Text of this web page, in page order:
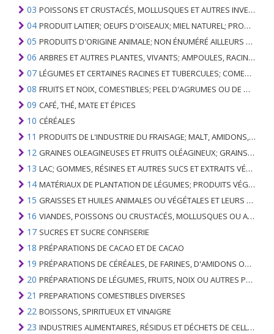
03 POISSONS ET CRUSTACÉS, MOLLUSQUES ET AUTRES INVERTÉBRÉS AQUATIQUES
04 PRODUIT LAITIER; OEUFS D'OISEAUX; MIEL NATUREL; PRODUITS COMESTIBLES D'ORIGINE ANIMALE, NON ÉNUMÉRÉS AILLEURS OU INCLUS
05 PRODUITS D'ORIGINE ANIMALE; NON ÉNUMÉRÉ AILLEURS OU INCLUS
06 ARBRES ET AUTRES PLANTES, VIVANTS; AMPOULES, RACINES ET ANALOGUES; FLEURS COUPEES ET FEUILLAGE ORNEMENTAL
07 LÉGUMES ET CERTAINES RACINES ET TUBERCULES; COMESTIBLE
08 FRUITS ET NOIX, COMESTIBLES; PEEL D'AGRUMES OU DE MELONS
09 CAFÉ, THÉ, MATE ET ÉPICES
10 CÉRÉALES
11 PRODUITS DE L'INDUSTRIE DU FRAISAGE; MALT, AMIDONS, INULINE, GLUTEN DE BLÉ
12 GRAINES OLEAGINEUSES ET FRUITS OLÉAGINEUX; GRAINS DIVERS, GRAINES ET FRUITS, PLANTES INDUSTRIELLES OU MÉDICINALES; PAILLE ET FOURRAGE
13 LAC; GOMMES, RÉSINES ET AUTRES SUCS ET EXTRAITS VÉGÉTAUX
14 MATÉRIAUX DE PLANTATION DE LÉGUMES; PRODUITS VÉGÉTAUX NON DÉNOMMÉS NI COMPRIS AILLEURS
15 GRAISSES ET HUILES ANIMALES OU VÉGÉTALES ET LEURS PRODUITS DE CLIVAGE; GRAISSES ANIMALES PRÉPARÉES; CIRES ANIMALES OU VÉGÉTALES
16 VIANDES, POISSONS OU CRUSTACÉS, MOLLUSQUES OU AUTRES INVERTÉBRÉS AQUATIQUES; PRÉPARATIONS DE CELLES-CI
17 SUCRES ET SUCRE CONFISERIE
18 PRÉPARATIONS DE CACAO ET DE CACAO
19 PRÉPARATIONS DE CÉRÉALES, DE FARINES, D'AMIDONS OU DE LAIT; PRODUITS DE PATISSERIE
20 PRÉPARATIONS DE LÉGUMES, FRUITS, NOIX OU AUTRES PARTIES DE PLANTES
21 PREPARATIONS COMESTIBLES DIVERSES
22 BOISSONS, SPIRITUEUX ET VINAIGRE
23 INDUSTRIES ALIMENTAIRES, RÉSIDUS ET DÉCHETS DE CELLES-CI; FOURRAGE ANIMAL PRÉPARÉ